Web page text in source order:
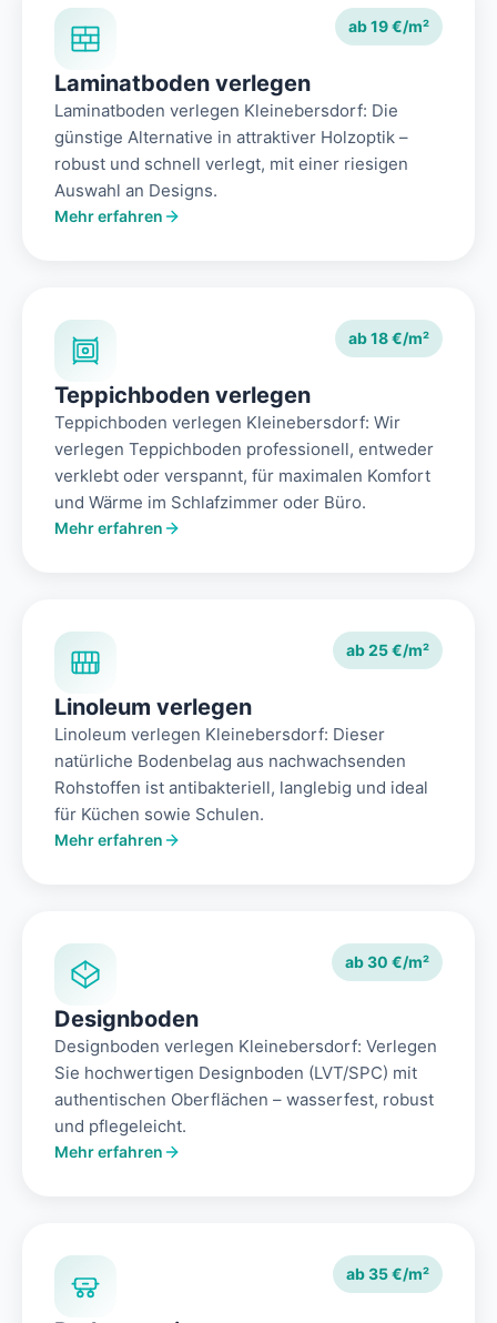
ab 19 €/m²
Laminatboden verlegen
Laminatboden verlegen Kleinebersdorf: Die
günstige Alternative in attraktiver Holzoptik –
robust und schnell verlegt, mit einer riesigen
Auswahl an Designs.
Mehr erfahren
ab 18 €/m²
Teppichboden verlegen
Teppichboden verlegen Kleinebersdorf: Wir
verlegen Teppichboden professionell, entweder
verklebt oder verspannt, für maximalen Komfort
und Wärme im Schlafzimmer oder Büro.
Mehr erfahren
ab 25 €/m²
Linoleum verlegen
Linoleum verlegen Kleinebersdorf: Dieser
natürliche Bodenbelag aus nachwachsenden
Rohstoffen ist antibakteriell, langlebig und ideal
für Küchen sowie Schulen.
Mehr erfahren
ab 30 €/m²
Designboden
Designboden verlegen Kleinebersdorf: Verlegen
Sie hochwertigen Designboden (LVT/SPC) mit
authentischen Oberflächen – wasserfest, robust
und pflegeleicht.
Mehr erfahren
ab 35 €/m²